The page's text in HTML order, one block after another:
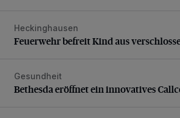
Feuerwehr befreit Kind aus
Heckinghausen
Feuerwehr befreit Kind aus
Bethesda eröffnet ein innovatives
Gesundheit
Bethesda eröffnet ein innovatives